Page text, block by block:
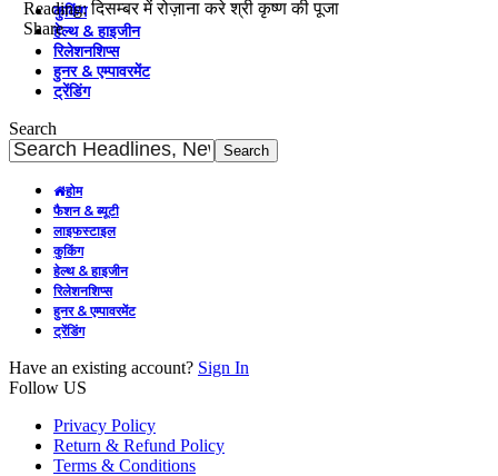
Reading: दिसम्बर में रोज़ाना करे श्री कृष्ण की पूजा
Share
कुकिंग
हेल्थ & हाइजीन
रिलेशनशिप्स
हुनर & एम्पावरमेंट
ट्रेंडिंग
Search
होम
फैशन & ब्यूटी
लाइफस्टाइल
कुकिंग
हेल्थ & हाइजीन
रिलेशनशिप्स
हुनर & एम्पावरमेंट
ट्रेंडिंग
Have an existing account? Sign In
Follow US
Privacy Policy
Return & Refund Policy
Terms & Conditions